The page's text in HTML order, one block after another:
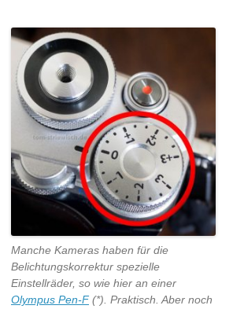
Manche Kameras haben für die
Belichtungskorrektur spezielle
Einstellräder, so wie hier an einer
Olympus Pen-F (*). Praktisch. Aber noch